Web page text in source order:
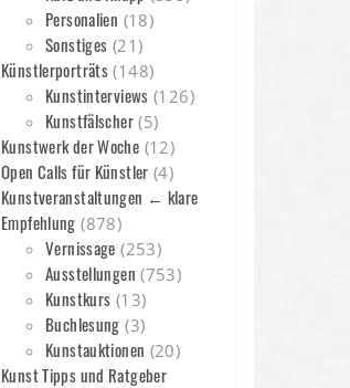
Personalien (18)
Sonstiges (21)
Künstlerporträts (148)
Kunstinterviews (126)
Kunstfälscher(5)
Kunstwerk der Woche (12)
Open Calls für Künstler (4)
Kunstveranstaltungen ← klare
Empfehlung (878)
Vernissage (253)
Ausstellungen (753)
Kunstkurs (13)
Buchlesung (3)
Kunstauktionen (20)
Kunst Tipps und Ratgeber